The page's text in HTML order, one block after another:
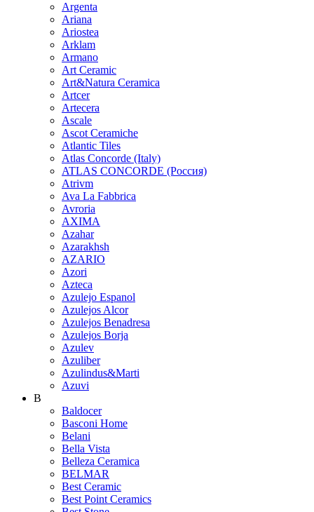
Argenta
Ariana
Ariostea
Arklam
Armano
Art Ceramic
Art&Natura Ceramica
Artcer
Artecera
Ascale
Ascot Ceramiche
Atlantic Tiles
Atlas Concorde (Italy)
ATLAS CONCORDE (Россия)
Atrivm
Ava La Fabbrica
Avroria
AXIMA
Azahar
Azarakhsh
AZARIO
Azori
Azteca
Azulejo Espanol
Azulejos Alcor
Azulejos Benadresa
Azulejos Borja
Azulev
Azuliber
Azulindus&Marti
Azuvi
B
Baldocer
Basconi Home
Belani
Bella Vista
Belleza Ceramica
BELMAR
Best Ceramic
Best Point Ceramics